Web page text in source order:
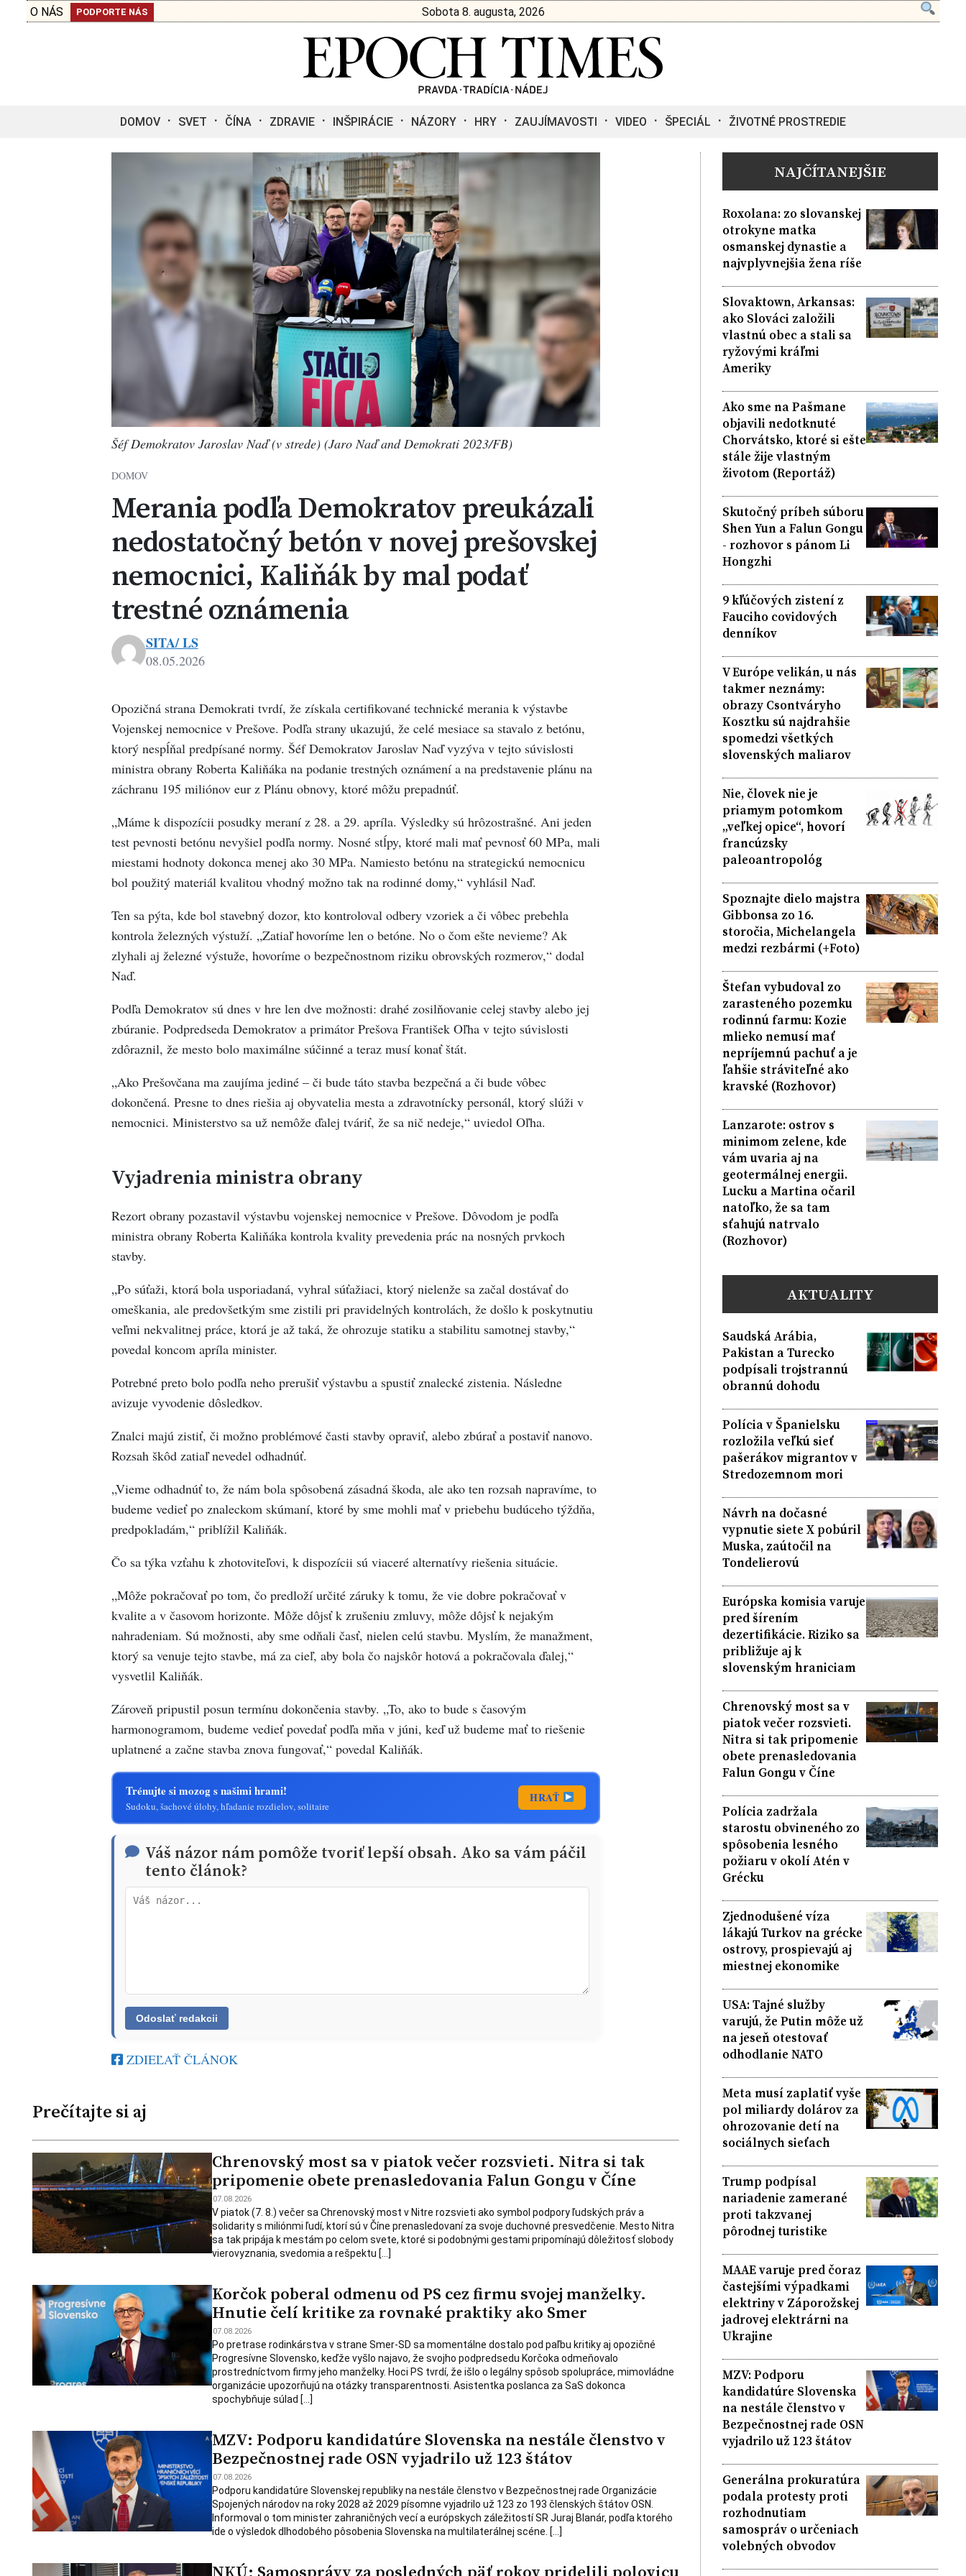
O NÁS PODPORTE NÁS Sobota 8. augusta, 2026
DOMOV SVET ČÍNA ZDRAVIE INŠPIRÁCIE NÁZORY HRY ZAUJÍMAVOSTI VIDEO ŠPECIÁL ŽIVOTNÉ PROSTREDIE
Šéf Demokratov Jaroslav Naď (v strede) (Jaro Naď and Demokrati 2023/FB)
DOMOV
Merania podľa Demokratov preukázali
nedostatočný betón v novej prešovskej
nemocnici, Kaliňák by mal podať
trestné oznámenia
SITA/ LS
08.05.2026
Opozičná strana Demokrati tvrdí, že získala certifikované technické merania k výstavbe
Vojenskej nemocnice v Prešove. Podľa strany ukazujú, že celé mesiace sa stavalo z betónu,
ktorý nespĺňal predpísané normy. Šéf Demokratov Jaroslav Naď vyzýva v tejto súvislosti
ministra obrany Roberta Kaliňáka na podanie trestných oznámení a na predstavenie plánu na
záchranu 195 miliónov eur z Plánu obnovy, ktoré môžu prepadnúť.
„Máme k dispozícii posudky meraní z 28. a 29. apríla. Výsledky sú hrôzostrašné. Ani jeden
test pevnosti betónu nevyšiel podľa normy. Nosné stĺpy, ktoré mali mať pevnosť 60 MPa, mali
miestami hodnoty dokonca menej ako 30 MPa. Namiesto betónu na strategickú nemocnicu
bol použitý materiál kvalitou vhodný možno tak na rodinné domy,“ vyhlásil Naď.
Ten sa pýta, kde bol stavebný dozor, kto kontroloval odbery vzoriek a či vôbec prebehla
kontrola železných výstuží. „Zatiaľ hovoríme len o betóne. No o čom ešte nevieme? Ak
zlyhali aj železné výstuže, hovoríme o bezpečnostnom riziku obrovských rozmerov,“ dodal
Naď.
Podľa Demokratov sú dnes v hre len dve možnosti: drahé zosilňovanie celej stavby alebo jej
zbúranie. Podpredseda Demokratov a primátor Prešova František Oľha v tejto súvislosti
zdôraznil, že mesto bolo maximálne súčinné a teraz musí konať štát.
„Ako Prešovčana ma zaujíma jediné – či bude táto stavba bezpečná a či bude vôbec
dokončená. Presne to dnes riešia aj obyvatelia mesta a zdravotnícky personál, ktorý slúži v
nemocnici. Ministerstvo sa už nemôže ďalej tváriť, že sa nič nedeje,“ uviedol Oľha.
Vyjadrenia ministra obrany
Rezort obrany pozastavil výstavbu vojenskej nemocnice v Prešove. Dôvodom je podľa
ministra obrany Roberta Kaliňáka kontrola kvality prevedenia prác na nosných prvkoch
stavby.
„Po súťaži, ktorá bola usporiadaná, vyhral súťažiaci, ktorý nielenže sa začal dostávať do
omeškania, ale predovšetkým sme zistili pri pravidelných kontrolách, že došlo k poskytnutiu
veľmi nekvalitnej práce, ktorá je až taká, že ohrozuje statiku a stabilitu samotnej stavby,“
povedal koncom apríla minister.
Potrebné preto bolo podľa neho prerušiť výstavbu a spustiť znalecké zistenia. Následne
avizuje vyvodenie dôsledkov.
Znalci majú zistiť, či možno problémové časti stavby opraviť, alebo zbúrať a postaviť nanovo.
Rozsah škôd zatiaľ nevedel odhadnúť.
„Vieme odhadnúť to, že nám bola spôsobená zásadná škoda, ale ako ten rozsah napravíme, to
budeme vedieť po znaleckom skúmaní, ktoré by sme mohli mať v priebehu budúceho týždňa,
predpokladám,“ priblížil Kaliňák.
Čo sa týka vzťahu k zhotoviteľovi, k dispozícii sú viaceré alternatívy riešenia situácie.
„Môže pokračovať po tom, čo predloží určité záruky k tomu, že vie dobre pokračovať v
kvalite a v časovom horizonte. Môže dôjsť k zrušeniu zmluvy, môže dôjsť k nejakým
nahradeniam. Sú možnosti, aby sme odňali časť, nielen celú stavbu. Myslím, že manažment,
ktorý sa venuje tejto stavbe, má za cieľ, aby bola čo najskôr hotová a pokračovala ďalej,“
vysvetlil Kaliňák.
Zároveň pripustil posun termínu dokončenia stavby. „To, ako to bude s časovým
harmonogramom, budeme vedieť povedať podľa mňa v júni, keď už budeme mať to riešenie
uplatnené a začne stavba znova fungovať,“ povedal Kaliňák.
Trénujte si mozog s našimi hrami!
Sudoku, šachové úlohy, hľadanie rozdielov, solitaire
HRAŤ
Váš názor nám pomôže tvoriť lepší obsah. Ako sa vám páčil
tento článok?
ZDIEĽAŤ ČLÁNOK
Prečítajte si aj
Chrenovský most sa v piatok večer rozsvieti. Nitra si tak
pripomenie obete prenasledovania Falun Gongu v Číne
07.08.2026
V piatok (7. 8.) večer sa Chrenovský most v Nitre rozsvieti ako symbol podpory ľudských práv a
solidarity s miliónmi ľudí, ktorí sú v Číne prenasledovaní za svoje duchovné presvedčenie. Mesto Nitra
sa tak pripája k mestám po celom svete, ktoré si podobnými gestami pripomínajú dôležitosť slobody
vierovyznania, svedomia a rešpektu […]
Korčok poberal odmenu od PS cez firmu svojej manželky.
Hnutie čelí kritike za rovnaké praktiky ako Smer
07.08.2026
Po pretrase rodinkárstva v strane Smer-SD sa momentálne dostalo pod paľbu kritiky aj opozičné
Progresívne Slovensko, keďže vyšlo najavo, že svojho podpredsedu Korčoka odmeňovalo
prostredníctvom firmy jeho manželky. Hoci PS tvrdí, že išlo o legálny spôsob spolupráce, mimovládne
organizácie upozorňujú na otázky transparentnosti. Asistentka poslanca za SaS dokonca
spochybňuje súlad […]
MZV: Podporu kandidatúre Slovenska na nestále členstvo v
Bezpečnostnej rade OSN vyjadrilo už 123 štátov
07.08.2026
Podporu kandidatúre Slovenskej republiky na nestále členstvo v Bezpečnostnej rade Organizácie
Spojených národov na roky 2028 až 2029 písomne vyjadrilo už 123 zo 193 členských štátov OSN.
Informoval o tom minister zahraničných vecí a európskych záležitostí SR Juraj Blanár, podľa ktorého
ide o výsledok dlhodobého pôsobenia Slovenska na multilaterálnej scéne. […]
NAJČÍTANEJŠIE
Roxolana: zo slovanskej
otrokyne matka
osmanskej dynastie a
najvplyvnejšia žena ríše
Slovaktown, Arkansas:
ako Slováci založili
vlastnú obec a stali sa
ryžovými kráľmi
Ameriky
Ako sme na Pašmane
objavili nedotknuté
Chorvátsko, ktoré si ešte
stále žije vlastným
životom (Reportáž)
Skutočný príbeh súboru
Shen Yun a Falun Gongu
- rozhovor s pánom Li
Hongzhi
9 kľúčových zistení z
Fauciho covidových
denníkov
V Európe velikán, u nás
takmer neznámy:
obrazy Csontváryho
Kosztku sú najdrahšie
spomedzi všetkých
slovenských maliarov
Nie, človek nie je
priamym potomkom
„veľkej opice“, hovorí
francúzsky
paleoantropológ
Spoznajte dielo majstra
Gibbonsa zo 16.
storočia, Michelangela
medzi rezbármi (+Foto)
Štefan vybudoval zo
zarasteného pozemku
rodinnú farmu: Kozie
mlieko nemusí mať
nepríjemnú pachuť a je
ľahšie stráviteľné ako
kravské (Rozhovor)
Lanzarote: ostrov s
minimom zelene, kde
vám uvaria aj na
geotermálnej energii.
Lucku a Martina očaril
natoľko, že sa tam
sťahujú natrvalo
(Rozhovor)
AKTUALITY
Saudská Arábia,
Pakistan a Turecko
podpísali trojstrannú
obrannú dohodu
Polícia v Španielsku
rozložila veľkú sieť
pašerákov migrantov v
Stredozemnom mori
Návrh na dočasné
vypnutie siete X pobúril
Muska, zaútočil na
Tondelierovú
Európska komisia varuje
pred šírením
dezertifikácie. Riziko sa
približuje aj k
slovenským hraniciam
Chrenovský most sa v
piatok večer rozsvieti.
Nitra si tak pripomenie
obete prenasledovania
Falun Gongu v Číne
Polícia zadržala
starostu obvineného zo
spôsobenia lesného
požiaru v okolí Atén v
Grécku
Zjednodušené víza
lákajú Turkov na grécke
ostrovy, prospievajú aj
miestnej ekonomike
USA: Tajné služby
varujú, že Putin môže už
na jeseň otestovať
odhodlanie NATO
Meta musí zaplatiť vyše
pol miliardy dolárov za
ohrozovanie detí na
sociálnych sieťach
Trump podpísal
nariadenie zamerané
proti takzvanej
pôrodnej turistike
MAAE varuje pred čoraz
častejšími výpadkami
elektriny v Záporožskej
jadrovej elektrárni na
Ukrajine
MZV: Podporu
kandidatúre Slovenska
na nestále členstvo v
Bezpečnostnej rade OSN
vyjadrilo už 123 štátov
Generálna prokuratúra
podala protesty proti
rozhodnutiam
samospráv o určeniach
volebných obvodov